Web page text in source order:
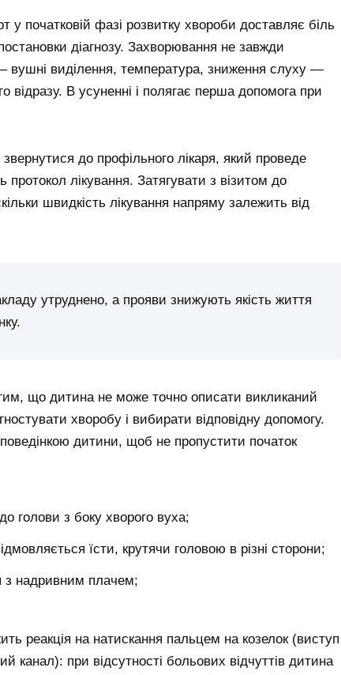
початковій фазі розвитку хвороби доставляє біль
діагнозу. Захворювання не завжди
виділення, температура, зниження слуху —
В усуненні і полягає перша допомога при
до профільного лікаря, який проведе
протокол лікування. Затягувати з візитом до
швидкість лікування напряму залежить від
утруднено, а прояви знижують якість життя
що дитина не може точно описати викликаний
хворобу і вибирати відповідну допомогу.
дитини, щоб не пропустити початок
голови з боку хворого вуха;
їсти, крутячи головою в різні сторони;
з надривним плачем;
реакція на натискання пальцем на козелок (виступ
канал): при відсутності больових відчуттів дитина